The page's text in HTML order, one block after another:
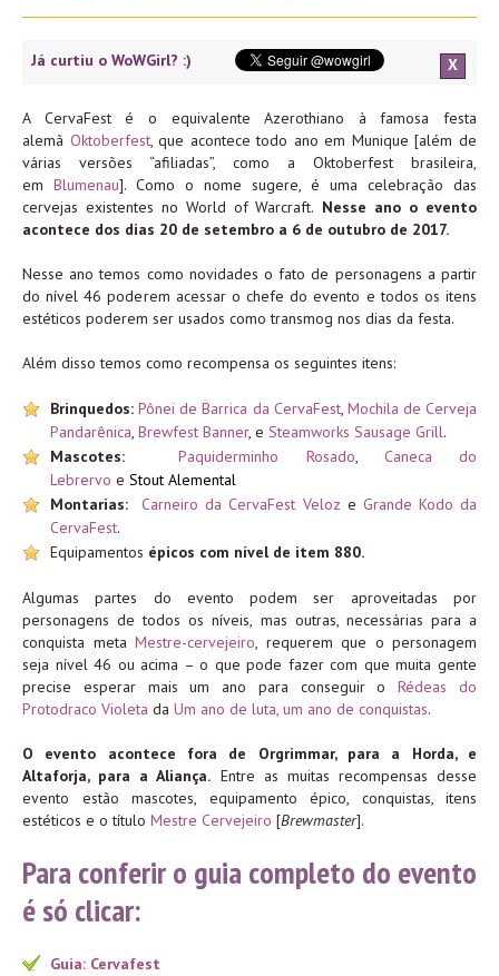
Já curtiu o WoWGirl? :) X
A CervaFest é o equivalente Azerothiano à famosa festa
alemã Oktoberfest, que acontece todo ano em Munique [além de
várias versões “afiliadas”, como a Oktoberfest brasileira,
em Blumenau]. Como o nome sugere, é uma celebração das
cervejas existentes no World of Warcraft. Nesse ano o evento
acontece dos dias 20 de setembro a 6 de outubro de 2017.
Nesse ano temos como novidades o fato de personagens a partir
do nível 46 poderem acessar o chefe do evento e todos os itens
estéticos poderem ser usados como transmog nos dias da festa.
Além disso temos como recompensa os seguintes itens:
Brinquedos:Pônei de Barrica da CervaFest, Mochila de Cerveja
Pandarênica, Brewfest Banner, e Steamworks Sausage Grill.
Mascotes:
Paquiderminho Rosado, Caneca do
Lebrervo e Stout Alemental
Montarias:
Carneiro da CervaFest Veloz e Grande Kodo da
CervaFest.
Equipamentos épicos com nível de item 880.
Algumas partes do evento podem ser aproveitadas por
personagens de todos os níveis, mas outras, necessárias para a
conquista meta Mestre-cervejeiro, requerem que o personagem
seja nível 46 ou acima – o que pode fazer com que muita gente
precise esperar mais um ano para conseguir oRédeas do
Protodraco Violeta da Um ano de luta, um ano de conquistas.
O evento acontece fora de Orgrimmar, para a Horda, e
Altaforja, para a Aliança. Entre as muitas recompensas desse
evento estão mascotes, equipamento épico, conquistas, itens
estéticos e o título Mestre Cervejeiro [Brewmaster].
Para conferir o guia completo do evento
é só clicar:
Guia: Cervafest